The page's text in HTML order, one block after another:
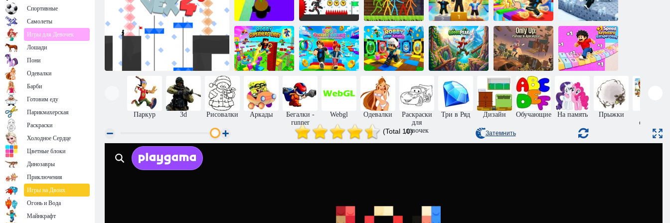
Векс 4
Хэллоуин
паркур
Векс 6
Стикмен
Паркур 2:
Счастливый
Блок
Обби: мини-
игры
Обби:
Улучшите свою
скорость!
Режим Obby:
+1 скорость за
шаг
Робби
Супергерой
Обби
Мини-игры
Робби
Зелёный пик
Только вверх:
Паркур в
апокалипсисе
Скорость
выхода из
клавиатуры:
Обби
Паркур 3d Рисовалки Аркады
Бегалки -
runner
Webgl Одевалки
Раскраски
для
девочек
Три в Ряд Дизайн Обучающие На память Прыжки
онлайн
(Total 10) Затемнить
Спортивные
Самолеты
Игры для Девочек
Лошади
Пони
Одевалки
Барби
Готовим еду
Парикмахерская
Раскраски
Холодное Сердце
Цветные блоки
Динозавры
Приключения
Игры на Двоих
Огонь и Вода
Майнкрафт